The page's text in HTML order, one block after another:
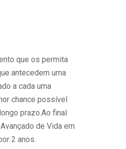
que os permita
antecedem uma
a cada uma
chance possível
prazo.Ao final
de Vida em
2 anos.